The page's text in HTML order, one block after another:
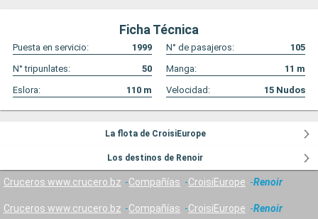
Ficha Técnica
Puesta en servicio: 1999 N° de pasajeros:
105
N° tripunlates:
50 Manga: 11 m
Eslora:
110 m Velocidad: 15 Nudos
La flota de CroisiEurope
Los destinos de Renoir
Cruceros www.crucero.bz Compañías CroisiEurope Renoir
Cruceros www.crucero.bz Compañías CroisiEurope Renoir